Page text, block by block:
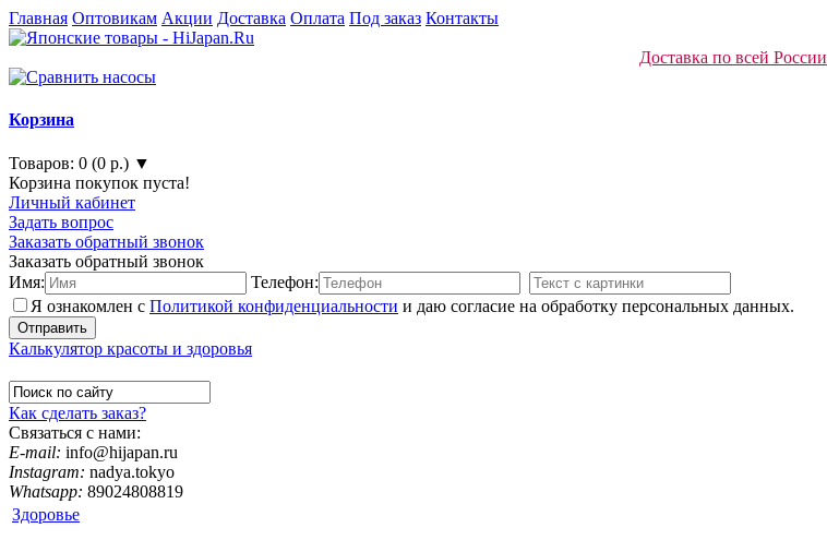
Главная Оптовикам Акции Доставка Оплата Под заказ Контакты
Доставка по всей России
Корзина
Товаров: 0 (0 р.) ▼
Корзина покупок пуста!
Личный кабинет
Задать вопрос
Заказать обратный звонок
Заказать обратный звонок
Имя:
Телефон:
Я ознакомлен с Политикой конфиденциальности и даю согласие на обработку персональных данных.
Калькулятор красоты и здоровья
Как сделать заказ?
Связаться с нами:
E-mail: info@hijapan.ru
Instagram: nadya.tokyo
Whatsapp: 89024808819
Здоровье